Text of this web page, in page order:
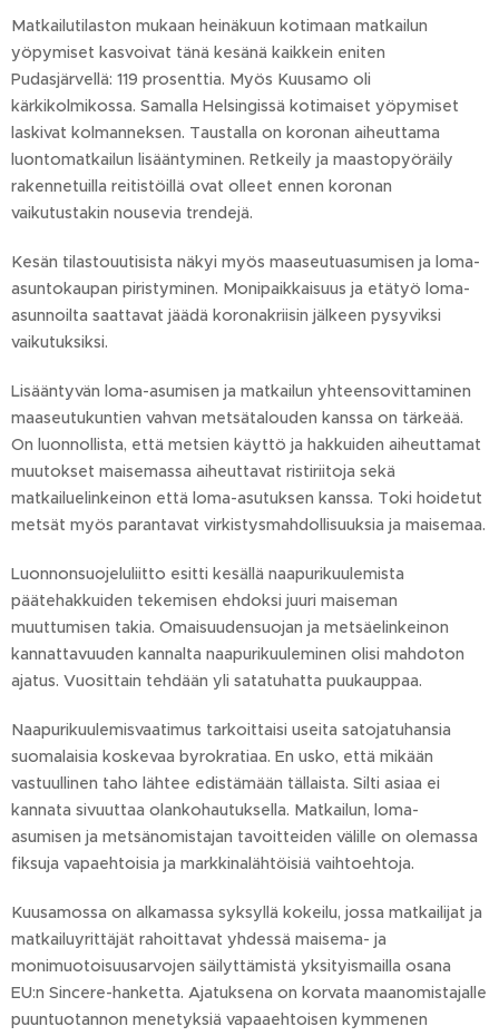
Matkailutilaston mukaan heinäkuun kotimaan matkailun
yöpymiset kasvoivat tänä kesänä kaikkein eniten
Pudasjärvellä: 119 prosenttia. Myös Kuusamo oli
kärkikolmikossa. Samalla Helsingissä kotimaiset yöpymiset
laskivat kolmanneksen. Taustalla on koronan aiheuttama
luontomatkailun lisääntyminen. Retkeily ja maastopyöräily
rakennetuilla reitistöillä ovat olleet ennen koronan
vaikutustakin nousevia trendejä.
Kesän tilastouutisista näkyi myös maaseutuasumisen ja loma-
asuntokaupan piristyminen. Monipaikkaisuus ja etätyö loma-
asunnoilta saattavat jäädä koronakriisin jälkeen pysyviksi
vaikutuksiksi.
Lisääntyvän loma-asumisen ja matkailun yhteensovittaminen
maaseutukuntien vahvan metsätalouden kanssa on tärkeää.
On luonnollista, että metsien käyttö ja hakkuiden aiheuttamat
muutokset maisemassa aiheuttavat ristiriitoja sekä
matkailuelinkeinon että loma-asutuksen kanssa. Toki hoidetut
metsät myös parantavat virkistysmahdollisuuksia ja maisemaa.
Luonnonsuojeluliitto esitti kesällä naapurikuulemista
päätehakkuiden tekemisen ehdoksi juuri maiseman
muuttumisen takia. Omaisuudensuojan ja metsäelinkeinon
kannattavuuden kannalta naapurikuuleminen olisi mahdoton
ajatus. Vuosittain tehdään yli satatuhatta puukauppaa.
Naapurikuulemisvaatimus tarkoittaisi useita satojatuhansia
suomalaisia koskevaa byrokratiaa. En usko, että mikään
vastuullinen taho lähtee edistämään tällaista. Silti asiaa ei
kannata sivuuttaa olankohautuksella. Matkailun, loma-
asumisen ja metsänomistajan tavoitteiden välille on olemassa
fiksuja vapaehtoisia ja markkinalähtöisiä vaihtoehtoja.
Kuusamossa on alkamassa syksyllä kokeilu, jossa matkailijat ja
matkailuyrittäjät rahoittavat yhdessä maisema- ja
monimuotoisuusarvojen säilyttämistä yksityismailla osana
EU:n Sincere-hanketta. Ajatuksena on korvata maanomistajalle
puuntuotannon menetyksiä vapaaehtoisen kymmenen